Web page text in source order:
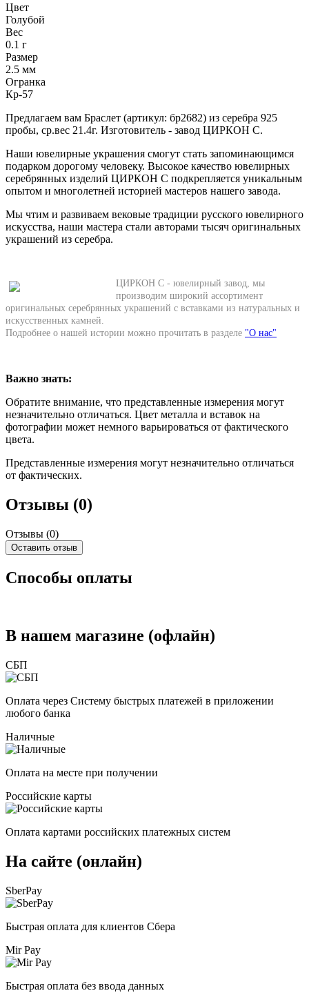
Цвет
Голубой
Вес
0.1 г
Размер
2.5 мм
Огранка
Кр-57
Предлагаем вам Браслет (артикул: бр2682) из серебра 925
пробы, ср.вес 21.4г. Изготовитель - завод ЦИРКОН С.
Наши ювелирные украшения смогут стать запоминающимся
подарком дорогому человеку. Высокое качество ювелирных
серебрянных изделий ЦИРКОН С подкрепляется уникальным
опытом и многолетней историей мастеров нашего завода.
Мы чтим и развиваем вековые традиции русского ювелирного
искусства, наши мастера стали авторами тысяч оригинальных
украшений из серебра.
ЦИРКОН С - ювелирный завод, мы
производим широкий ассортимент
оригинальных серебрянных украшений с вставками из натуральных и
искусственных камней.
Подробнее о нашей истории можно прочитать в разделе "О нас"
Важно знать:
Обратите внимание, что представленные измерения могут
незначительно отличаться. Цвет металла и вставок на
фотографии может немного варьироваться от фактического
цвета.
Представленные измерения могут незначительно отличаться
от фактических.
Отзывы (0)
Отзывы (0)
Оставить отзыв
Способы оплаты
В нашем магазине (офлайн)
СБП
Оплата через Систему быстрых платежей в приложении
любого банка
Наличные
Оплата на месте при получении
Российские карты
Оплата картами российских платежных систем
На сайте (онлайн)
SberPay
Быстрая оплата для клиентов Сбера
Mir Pay
Быстрая оплата без ввода данных